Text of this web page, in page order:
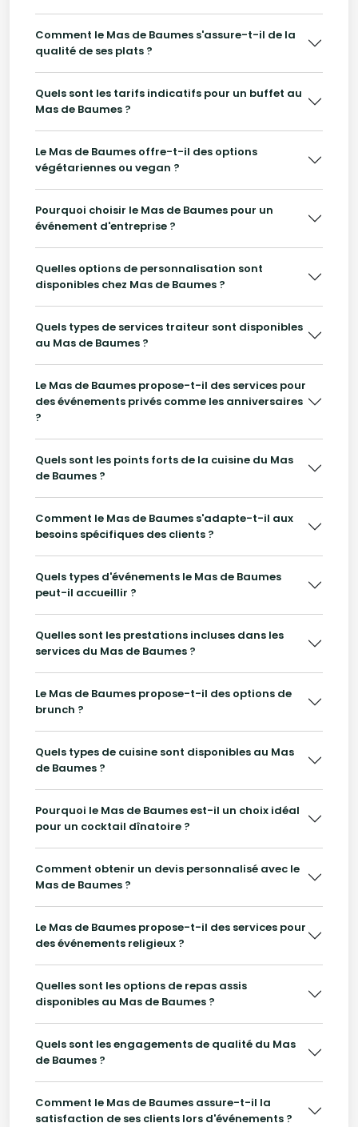
Comment le Mas de Baumes s'assure-t-il de la
qualité de ses plats ?
Quels sont les tarifs indicatifs pour un buffet au
Mas de Baumes ?
Le Mas de Baumes offre-t-il des options
végétariennes ou vegan ?
Pourquoi choisir le Mas de Baumes pour un
événement d'entreprise ?
Quelles options de personnalisation sont
disponibles chez Mas de Baumes ?
Quels types de services traiteur sont disponibles
au Mas de Baumes ?
Le Mas de Baumes propose-t-il des services pour
des événements privés comme les anniversaires
?
Quels sont les points forts de la cuisine du Mas
de Baumes ?
Comment le Mas de Baumes s'adapte-t-il aux
besoins spécifiques des clients ?
Quels types d'événements le Mas de Baumes
peut-il accueillir ?
Quelles sont les prestations incluses dans les
services du Mas de Baumes ?
Le Mas de Baumes propose-t-il des options de
brunch ?
Quels types de cuisine sont disponibles au Mas
de Baumes ?
Pourquoi le Mas de Baumes est-il un choix idéal
pour un cocktail dînatoire ?
Comment obtenir un devis personnalisé avec le
Mas de Baumes ?
Le Mas de Baumes propose-t-il des services pour
des événements religieux ?
Quelles sont les options de repas assis
disponibles au Mas de Baumes ?
Quels sont les engagements de qualité du Mas
de Baumes ?
Comment le Mas de Baumes assure-t-il la
satisfaction de ses clients lors d'événements ?